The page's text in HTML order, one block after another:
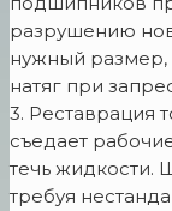
разрушению
нужный
натяг при
3. Реставрация
съедает
течь жидкости.
требуя